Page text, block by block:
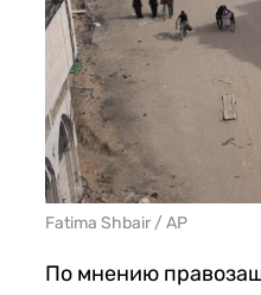
Fatima Shbair / AP
По мнению